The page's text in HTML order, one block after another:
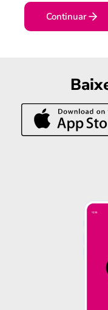
Continuar